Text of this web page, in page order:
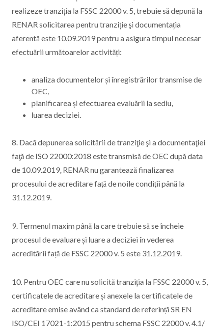
realizeze tranziția la FSSC 22000 v. 5, trebuie să depună la
RENAR solicitarea pentru tranziție şi documentația
aferentă este 10.09.2019 pentru a asigura timpul necesar
efectuării următoarelor activități:
analiza documentelor și înregistrărilor transmise de
OEC,
planificarea și efectuarea evaluării la sediu,
luarea deciziei.
8. Dacă depunerea solicitării de tranziţie şi a documentaţiei
faţă de ISO 22000:2018 este transmisă de OEC după data
de 10.09.2019, RENAR nu garantează finalizarea
procesului de acreditare faţă de noile condiţii până la
31.12.2019.
9. Termenul maxim până la care trebuie să se încheie
procesul de evaluare și luare a deciziei în vederea
acreditării față de FSSC 22000 v. 5 este 31.12.2019.
10. Pentru OEC care nu solicită tranziția la FSSC 22000 v. 5,
certificatele de acreditare și anexele la certificatele de
acreditare emise având ca standard de referință SR EN
ISO/CEI 17021-1:2015 pentru schema FSSC 22000 v. 4.1/